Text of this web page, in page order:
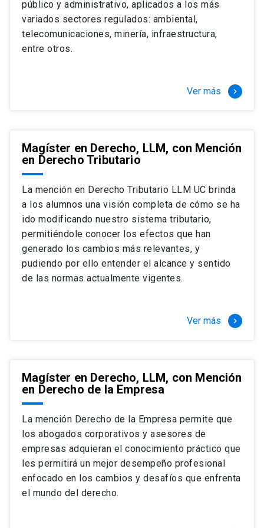
Si optas por la modalidad Full Time:
El LLM UC Full Time es una versión del programa
destinado principalmente a extranjeros, que permite
necesidades y expectativas profesionales, eligiendo
completamente al programa o compatibilizarás un
estudio intenso y exigente, con una muy baja carga
laboral, de marzo a noviembre, para dedicarte
completamente a la actividad de graduación de
diciembre a marzo.
2 cursos mínimos (10 créditos) Primer
semestre
+ 5 cursos a elección (50 créditos) Primer
semestre
+ 4 cursos a elección (40 créditos)
tres meses a tiempo completo (20
Juan Ignacio Piña Rochefort
Director Magíster en Derecho, LLM UC
público y administrativo, aplicados a los más
variados sectores regulados: ambiental,
telecomunicaciones, minería, infraestructura,
entre otros.
Ver más keyboard_arrow_right
Magíster en Derecho, LLM, con Mención
en Derecho Tributario
La mención en Derecho Tributario LLM UC brinda
a los alumnos una visión completa de cómo se ha
ido modificando nuestro sistema tributario,
permitiéndole conocer los efectos que han
generado los cambios más relevantes, y
pudiendo por ello entender el alcance y sentido
de las normas actualmente vigentes.
Ver más keyboard_arrow_right
Magíster en Derecho, LLM, con Mención
en Derecho de la Empresa
La mención Derecho de la Empresa permite que
los abogados corporativos y asesores de
empresas adquieran el conocimiento práctico que
les permitirá un mejor desempeño profesional
enfocado en los cambios y desafíos que enfrenta
el mundo del derecho.